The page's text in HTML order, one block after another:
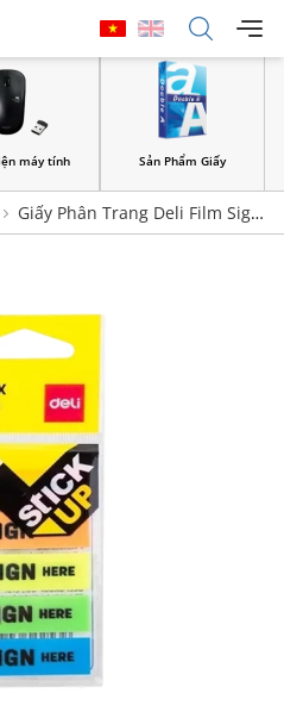
máy tính Sản Phẩm Giấy
Giấy Phân Trang Deli Film Sign